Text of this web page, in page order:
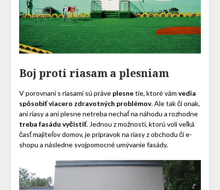
Boj proti riasam a plesniam
V porovnaní s riasami sú práve plesnetie, ktoré vám vedia
spôsobiť viacero zdravotných problémov. Ale tak či onak,
ani riasy a ani plesne netreba nechať na náhodu a rozhodne
treba fasádu vyčistiť. Jednou z možností, ktorú volí veľká
časť majiteľov domov, je prípravok na riasy z obchodu či e-
shopu a následne svojpomocné umývanie fasády.